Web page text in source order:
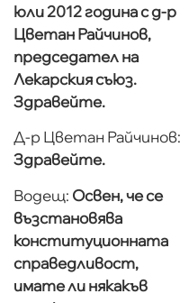
юли 2012 година с д-р
Цветан Райчинов,
председател на
Лекарския съюз.
Здравейте.
Д-р Цветан Райчинов:
Здравейте.
Водещ: Освен, че се
възстановява
конституционната
справедливост,
имате ли някакъв